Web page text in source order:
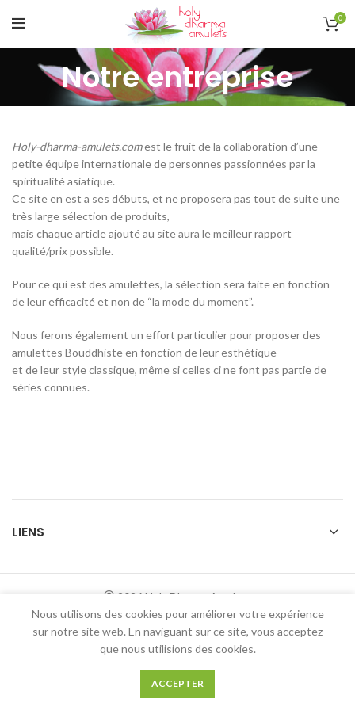
0
Notre entreprise
Holy-dharma-amulets.comest le fruit de la collaboration d’une
petite équipe internationale de personnes passionnées par la
spiritualité asiatique.
Ce site en est a ses débuts, et ne proposera pas tout de suite une
très large sélection de produits,
mais chaque article ajouté au site aura le meilleur rapport
qualité/prix possible.
Pour ce qui est des amulettes, la sélection sera faite en fonction
de leur efficacité et non de “la mode du moment”.
Nous ferons également un effort particulier pour proposer des
amulettes Bouddhiste en fonction de leur esthétique
et de leur style classique, même si celles ci ne font pas partie de
séries connues.
LIENS
2026 Holy Dharma Amulets
Nous utilisons des cookies pour améliorer votre expérience
sur notre site web. En naviguant sur ce site, vous acceptez
que nous utilisions des cookies.
ACCEPTER
Panier